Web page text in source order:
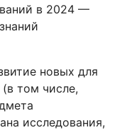
в 2024 —
новых для
том числе,
исследования,